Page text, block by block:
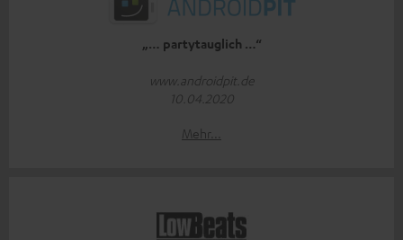
„… partytauglich …“
www.androidpit.de
10.04.2020
Mehr...